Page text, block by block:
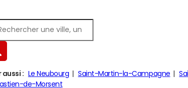
aussi : Le Neubourg Saint-Martin-la-Campagne
de-Morsent